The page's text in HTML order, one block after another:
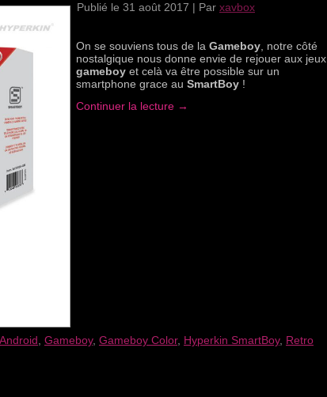
Publié le 31 août 2017 | Par xavbox
On se souviens tous de la Gameboy , notre côté
nostalgique nous donne envie de rejouer aux jeux
gameboy et celà va être possible sur un
smartphone grace au SmartBoy !
Continuer la lecture →
Android Gameboy, Gameboy Color, Hyperkin SmartBoy, Retro